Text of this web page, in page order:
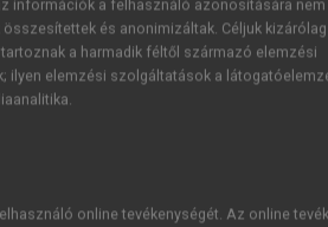
ÚJ FIÓK
1 óra
információk a felhasználó azonosítására nem
és anonimizáltak. Céljuk
a harmadik féltől származó elemzési
ilyen elemzési szolgáltatások a
online tevékenységét. Az online